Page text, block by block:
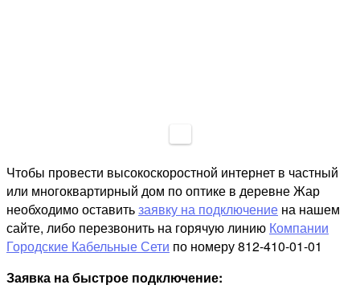
Чтобы провести высокоскоростной интернет в частный
или многоквартирный дом по оптике в деревне Жар
необходимо оставитьзаявку на подключение на нашем
сайте, либо перезвонить на горячую линию Компании
Городские Кабельные Сети по номеру 812-410-01-01
Заявка на быстрое подключение: